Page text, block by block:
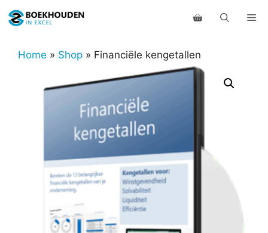
naar
inhoudHome » Shop » Financiële kengetallen